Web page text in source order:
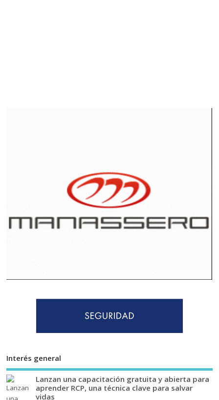
Interés general
Lanzan una capacitación gratuita y abierta para
aprender RCP, una técnica clave para salvar
vidas